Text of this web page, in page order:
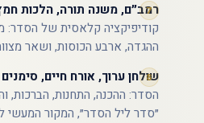
רמב״ם, משנה תורה, הלכות
קודיפיקציה קלאסית של הסדר:
ההגדה, ארבע הכוסות, ושאר
שולחן ערוך, אורח חיים,
הסדר: ההכנה, התחנות, הברכות,
״סדר ליל הסדר״, המקור